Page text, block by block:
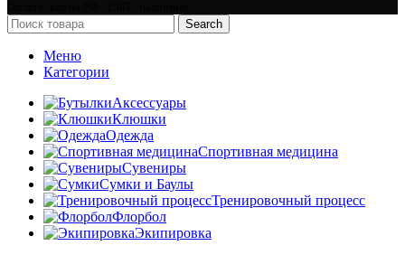
Search
Меню
Категории
Аксессуары
Клюшки
Одежда
Спортивная медицина
Сувениры
Сумки и Баулы
Тренировочный процесс
Флорбол
Экипировка